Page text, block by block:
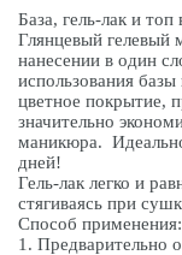
База, гель-лак и
Глянцевый
нанесении в один
использования
цветное покрытие,
значительно
маникюра.
дней!
Гель-лак легко и
стягиваясь при
Способ применения:
1. Предварительно